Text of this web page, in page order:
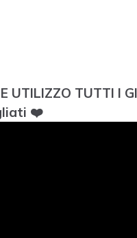
UTILIZZO TUTTI I
❤️